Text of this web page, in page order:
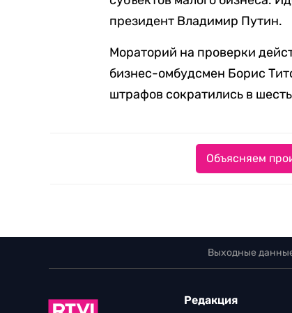
президент Владимир Путин.
Мораторий на проверки
бизнес-омбудсмен Борис
штрафов сократились в
Объясняем
Выходные
Редакция